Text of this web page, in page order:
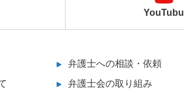
YouTubu
弁護士への相談・依頼
弁護士会の取り組み